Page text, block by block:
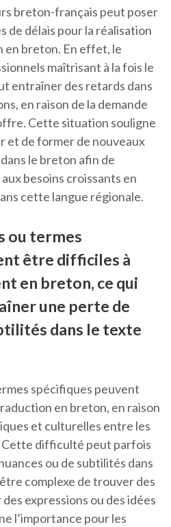
breton-français peut poser
de délais pour la réalisation
en breton. En effet, le
maîtrisant à la fois le
entraîner des retards dans
en raison de la demande
Cette situation souligne
et de former de nouveaux
le breton afin de
besoins croissants en
cette langue régionale.
ou termes
être difficiles à
en breton, ce qui
une perte de
dans le texte
spécifiques peuvent
en breton, en raison
et culturelles entre les
Cette difficulté peut parfois
ou de subtilités dans
complexe de trouver des
expressions ou des idées
l’importance pour les